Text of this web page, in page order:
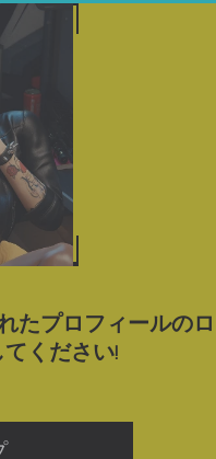
ド ブログ
たプロフィールの
ください!